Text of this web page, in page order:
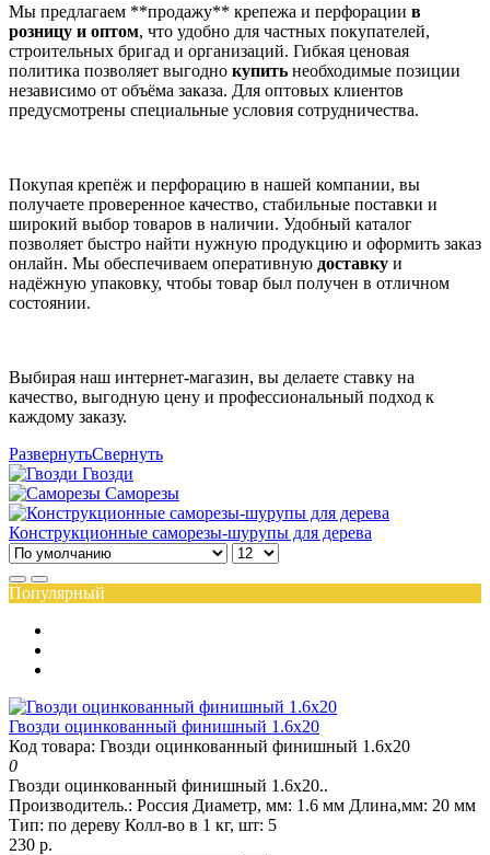
Мы предлагаем **продажу** крепежа и перфорации в
розницу и оптом, что удобно для частных покупателей,
строительных бригад и организаций. Гибкая ценовая
политика позволяет выгодно купить необходимые позиции
независимо от объёма заказа. Для оптовых клиентов
предусмотрены специальные условия сотрудничества.
Покупая крепёж и перфорацию в нашей компании, вы
получаете проверенное качество, стабильные поставки и
широкий выбор товаров в наличии. Удобный каталог
позволяет быстро найти нужную продукцию и оформить заказ
онлайн. Мы обеспечиваем оперативную доставку и
надёжную упаковку, чтобы товар был получен в отличном
состоянии.
Выбирая наш интернет-магазин, вы делаете ставку на
качество, выгодную цену и профессиональный подход к
каждому заказу.
РазвернутьСвернуть
Гвозди
Саморезы
Конструкционные саморезы-шурупы для дерева
Популярный
Гвозди оцинкованный финишный 1.6x20
Код товара: Гвозди оцинкованный финишный 1.6x20
0
Гвозди оцинкованный финишный 1.6x20..
Производитель.: Россия Диаметр, мм: 1.6 мм Длина,мм: 20 мм
Тип: по дереву Колл-во в 1 кг, шт: 5
230 р.